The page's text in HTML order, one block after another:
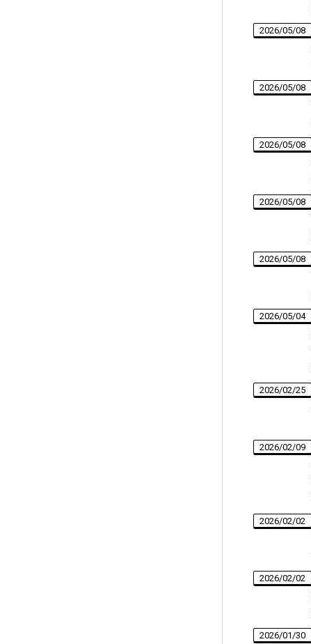
2026/05/08
2026/05/08
2026/05/08
2026/05/08
2026/05/08
2026/05/04
2026/02/25
2026/02/09
2026/02/02
2026/02/02
2026/01/30